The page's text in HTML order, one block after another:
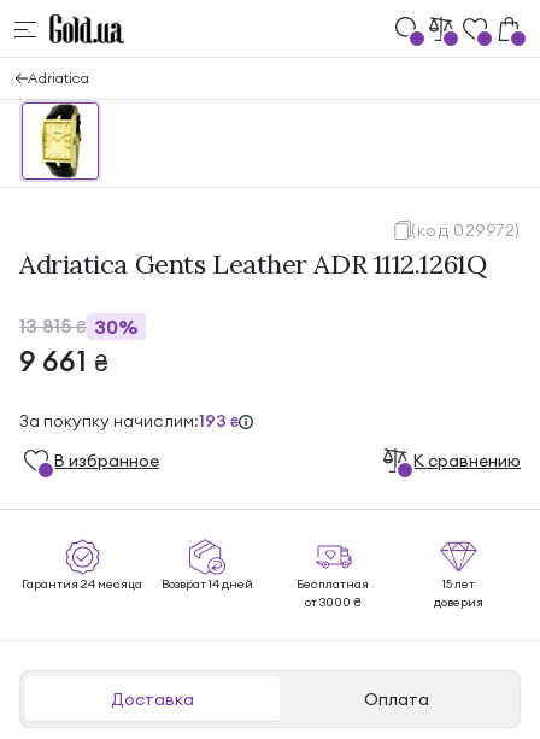
Adriatica
(код 029972)
Adriatica Gents Leather ADR 1112.1261Q
13 815₴ 30%
9 661 ₴
За покупку начислим:193 ₴
В избранноe К сравнению
Гарантия 24 месяца Возврат 14 дней
Бесплатная
от 3000 ₴
15 лет
доверия
Доставка Оплата